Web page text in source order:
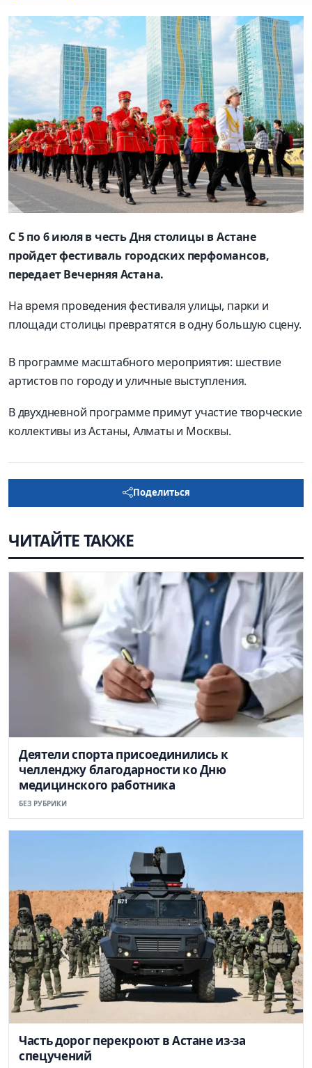
С 5 по 6 июля в честь Дня столицы в Астане
пройдет фестиваль городских перфомансов,
передает Вечерняя Астана.
На время проведения фестиваля улицы, парки и
площади столицы превратятся в одну большую сцену.
В программе масштабного мероприятия: шествие
артистов по городу и уличные выступления.
В двухдневной программе примут участие творческие
коллективы из Астаны, Алматы и Москвы.
Поделиться
ЧИТАЙТЕ ТАКЖЕ
Деятели спорта присоединились к
челленджу благодарности ко Дню
медицинского работника
БЕЗ РУБРИКИ
Часть дорог перекроют в Астане из-за
спецучений